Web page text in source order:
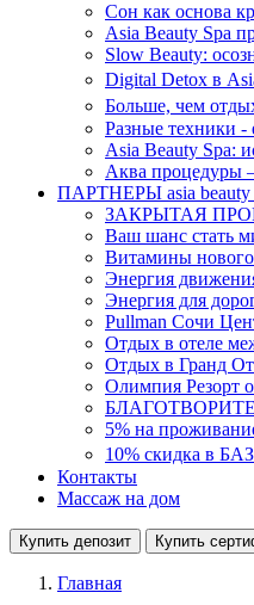
Сон как основа
Asia Beauty Spa
Slow Beauty:
Digital Detox в
Больше, чем
Разные техники -
Asia Beauty Spa:
Аква процедуры
ПАРТНЕРЫ asia beauty
ЗАКРЫТАЯ
Ваш шанс стать
Витамины
Энергия
Энергия для
Pullman Сочи
Отдых в отеле
Отдых в Гранд
Олимпия Резорт
5% на
10% скидка в
Контакты
Массаж на дом
Купить депозит Купить
Главная